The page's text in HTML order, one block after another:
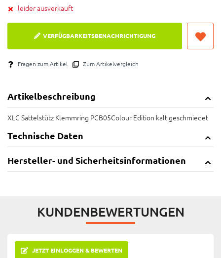
leider ausverkauft
VERFÜGBARKEITSBENACHRICHTIGUNG
Fragen zum Artikel Zum Artikelvergleich
Artikelbeschreibung
XLC Sattelstütz Klemmring PCB05Colour Edition kalt geschmiedet
Technische Daten
Hersteller- und Sicherheitsinformationen
KUNDENBEWERTUNGEN
JETZT EINLOGGEN & BEWERTEN